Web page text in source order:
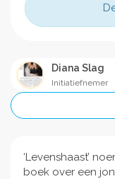
Diana Slag
Initiatiefnemer
‘Levenshaast’
boek over een